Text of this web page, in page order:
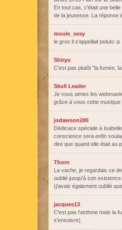
En tout cas, c'était une
de la jeunesse. La réponse
moule_sexy
le gros il s'appellait poluto :p
Shiryu
C'est pas plutôt "la fumée,
Skull Leader
Je vous aimes les
grâce à vous cette
jodawson200
Dédicace spéciale à
conscience sera enfin
dire que quand elle était
Thorn
La vache, je regardais ce
oublié jusqu'à son
(j'avais également oublié
jacques13
C'est pas l'asthme mais la
s'ensuivre).